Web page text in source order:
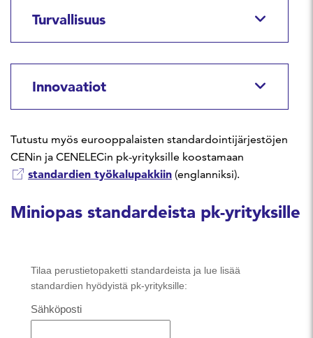
Turvallisuus
Innovaatiot
Tutustu myös eurooppalaisten standardointijärjestöjen
CENin ja CENELECin pk-yrityksille koostamaan
standardien työkalupakkiin (englanniksi).
Miniopas standardeista pk-yrityksille